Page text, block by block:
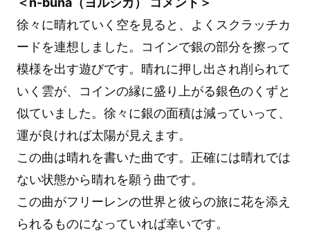
徐々に晴れていく空を見ると、よくスクラッチカ
ードを連想しました。コインで銀の部分を擦って
模様を出す遊びです。晴れに押し出され削られて
いく雲が、コインの縁に盛り上がる銀色のくずと
似ていました。徐々に銀の面積は減っていって、
運が良ければ太陽が見えます。
この曲は晴れを書いた曲です。正確には晴れでは
ない状態から晴れを願う曲です。
この曲がフリーレンの世界と彼らの旅に花を添え
られるものになっていれば幸いです。